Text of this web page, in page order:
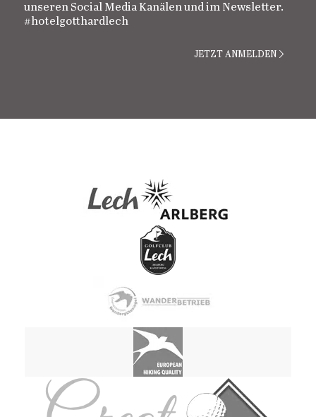
unseren Social Media Kanälen und im Newsletter.
#hotelgotthardlech
JETZT ANMELDEN